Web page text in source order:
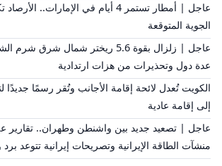
عاجل | أمطار تستمر 4 أيام في
الجوية المتوقعة
عاجل | زلزال بقوة 5.6 ريختر شمال
عدة دول وتحذيرات من هزات ارتدادية
الكويت تُعدل لائحة إقامة الأجانب وتُقر رسمًا جديدًا
إلى إقامة عادية
عاجل | تصعيد جديد بين واشنطن وطهران.. تقارير
منشآت الطاقة الإيرانية وتصريحات إيرانية تتوعد